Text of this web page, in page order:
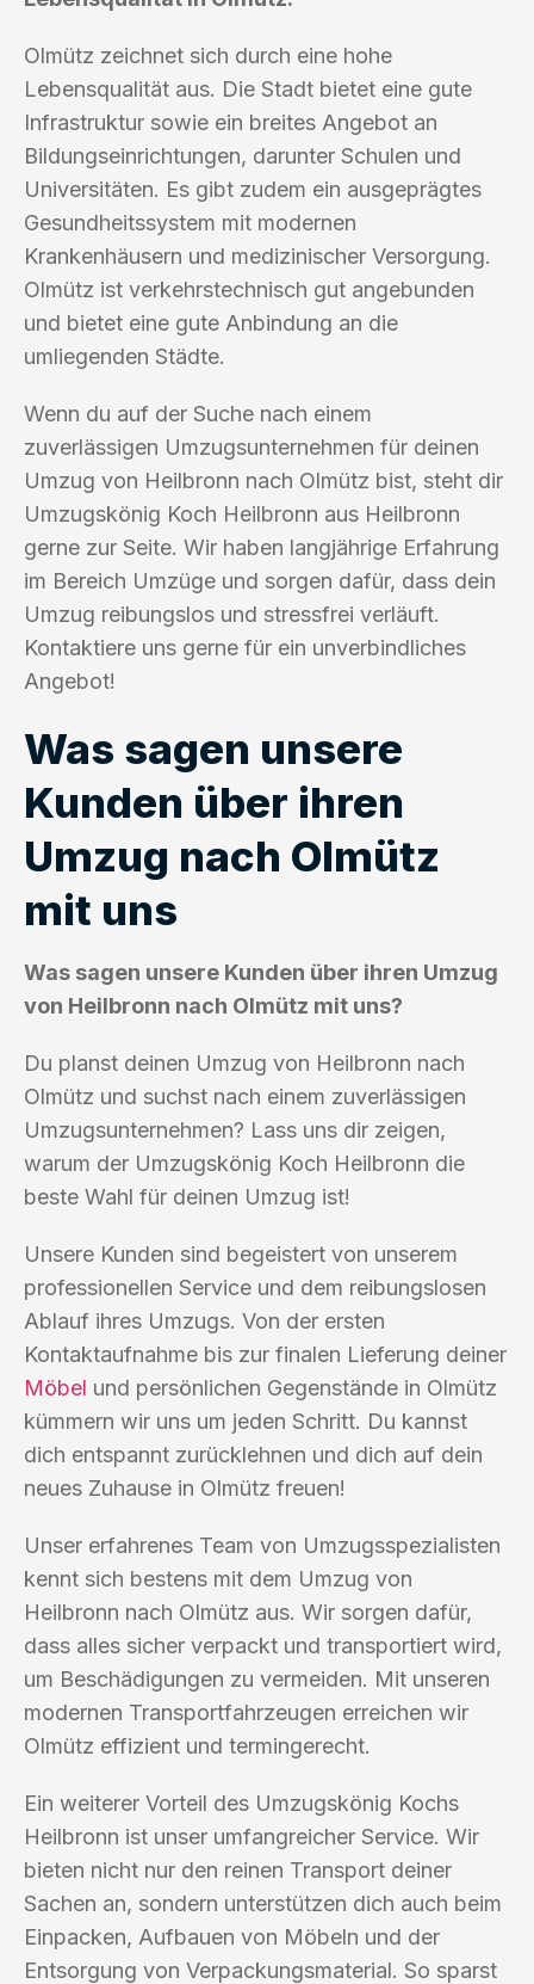
Olmütz zeichnet sich durch eine hohe
Lebensqualität aus. Die Stadt bietet eine gute
Infrastruktur sowie ein breites Angebot an
Bildungseinrichtungen, darunter Schulen und
Universitäten. Es gibt zudem ein ausgeprägtes
Gesundheitssystem mit modernen
Krankenhäusern und medizinischer Versorgung.
Olmütz ist verkehrstechnisch gut angebunden
und bietet eine gute Anbindung an die
umliegenden Städte.
Wenn du auf der Suche nach einem
zuverlässigen Umzugsunternehmen für deinen
Umzug von Heilbronn nach Olmütz bist, steht dir
Umzugskönig Koch Heilbronn aus Heilbronn
gerne zur Seite. Wir haben langjährige Erfahrung
im Bereich Umzüge und sorgen dafür, dass dein
Umzug reibungslos und stressfrei verläuft.
Kontaktiere uns gerne für ein unverbindliches
Angebot!
Was sagen unsere
Kunden über ihren
Umzug nach Olmütz
mit uns
Was sagen unsere Kunden über ihren Umzug
von Heilbronn nach Olmütz mit uns?
Du planst deinen Umzug von Heilbronn nach
Olmütz und suchst nach einem zuverlässigen
Umzugsunternehmen? Lass uns dir zeigen,
warum der Umzugskönig Koch Heilbronn die
beste Wahl für deinen Umzug ist!
Unsere Kunden sind begeistert von unserem
professionellen Service und dem reibungslosen
Ablauf ihres Umzugs. Von der ersten
Kontaktaufnahme bis zur finalen Lieferung deiner
Möbel und persönlichen Gegenstände in Olmütz
kümmern wir uns um jeden Schritt. Du kannst
dich entspannt zurücklehnen und dich auf dein
neues Zuhause in Olmütz freuen!
Unser erfahrenes Team von Umzugsspezialisten
kennt sich bestens mit dem Umzug von
Heilbronn nach Olmütz aus. Wir sorgen dafür,
dass alles sicher verpackt und transportiert wird,
um Beschädigungen zu vermeiden. Mit unseren
modernen Transportfahrzeugen erreichen wir
Olmütz effizient und termingerecht.
Ein weiterer Vorteil des Umzugskönig Kochs
Heilbronn ist unser umfangreicher Service. Wir
bieten nicht nur den reinen Transport deiner
Sachen an, sondern unterstützen dich auch beim
Einpacken, Aufbauen von Möbeln und der
Entsorgung von Verpackungsmaterial. So sparst